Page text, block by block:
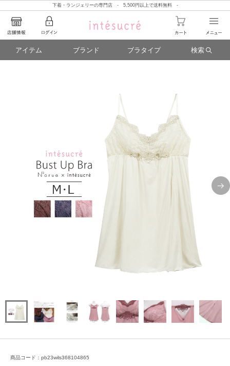
下着・ランジェリーの専門店 - 5,500円以上で送料無料 -
アイテム ブランド ブラタイプ 検索
商品コード：pb23wils368104865